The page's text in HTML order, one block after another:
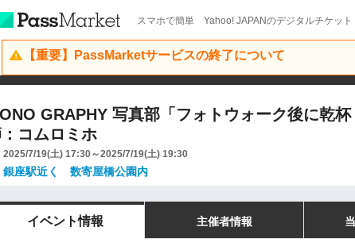
スマホで簡単 Yahoo! JAPANのデジタルチケット
【重要】PassMarketサービスの終了について
GRAPHY 写真部「フォトウォーク後に乾
コムロミホ
2025/7/19(土) 17:30～2025/7/19(土) 19:30
銀座駅近く 数寄屋橋公園内
イベント情報 主催者情報